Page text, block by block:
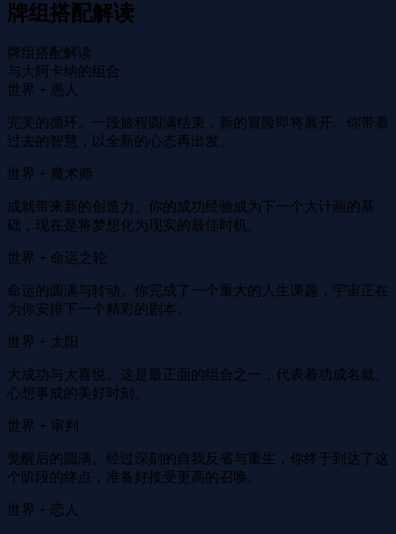
牌组搭配解读
牌组搭配解读
与大阿卡纳的组合
世界 + 愚人
完美的循环。一段旅程圆满结束，新的冒险即将展开。你带着
过去的智慧，以全新的心态再出发。
世界 + 魔术师
成就带来新的创造力。你的成功经验成为下一个大计画的基
础，现在是将梦想化为现实的最佳时机。
世界 + 命运之轮
命运的圆满与转动。你完成了一个重大的人生课题，宇宙正在
为你安排下一个精彩的剧本。
世界 + 太阳
大成功与大喜悦。这是最正面的组合之一，代表着功成名就、
心想事成的美好时刻。
世界 + 审判
觉醒后的圆满。经过深刻的自我反省与重生，你终于到达了这
个阶段的终点，准备好接受更高的召唤。
世界 + 恋人